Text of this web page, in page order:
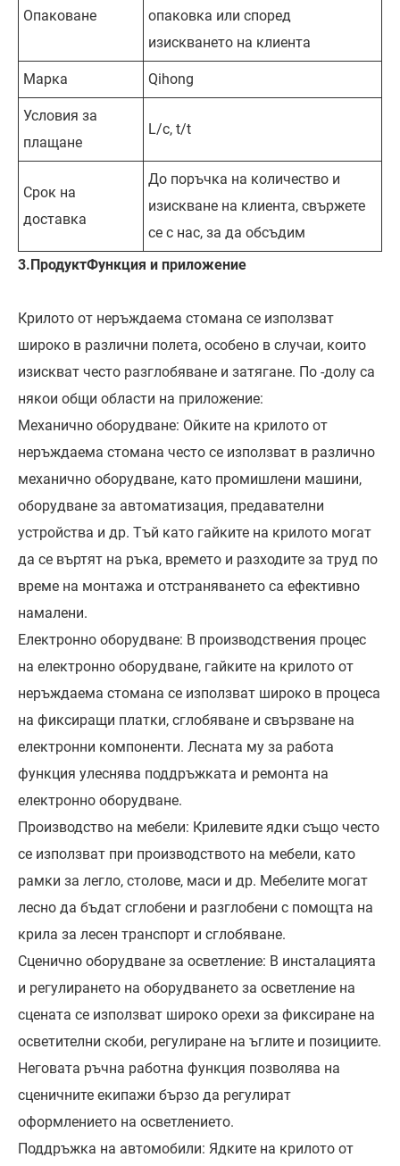
Опаковане
опаковка или според
изискването на клиента
Марка Qihong
Условия за
плащане
L/c, t/t
Срок на
доставка
До поръчка на количество и
изискване на клиента, свържете
се с нас, за да обсъдим
3.ПродуктФункция и приложение
Крилото от неръждаема стомана се използват
широко в различни полета, особено в случаи, които
изискват често разглобяване и затягане. По -долу са
някои общи области на приложение:
Механично оборудване: Ойките на крилото от
неръждаема стомана често се използват в различно
механично оборудване, като промишлени машини,
оборудване за автоматизация, предавателни
устройства и др. Тъй като гайките на крилото могат
да се въртят на ръка, времето и разходите за труд по
време на монтажа и отстраняването са ефективно
намалени.
Електронно оборудване: В производствения процес
на електронно оборудване, гайките на крилото от
неръждаема стомана се използват широко в процеса
на фиксиращи платки, сглобяване и свързване на
електронни компоненти. Лесната му за работа
функция улеснява поддръжката и ремонта на
електронно оборудване.
Производство на мебели: Крилевите ядки също често
се използват при производството на мебели, като
рамки за легло, столове, маси и др. Мебелите могат
лесно да бъдат сглобени и разглобени с помощта на
крила за лесен транспорт и сглобяване.
Сценично оборудване за осветление: В инсталацията
и регулирането на оборудването за осветление на
сцената се използват широко орехи за фиксиране на
осветителни скоби, регулиране на ъглите и позициите.
Неговата ръчна работна функция позволява на
сценичните екипажи бързо да регулират
оформлението на осветлението.
Поддръжка на автомобили: Ядките на крилото от